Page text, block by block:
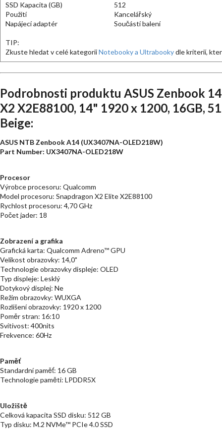
SSD Kapacita (GB)
512
Použití
Kancelářský
Napájecí adaptér
Součástí balení
TIP:
Zkuste hledat v celé kategoriiNotebooky a Ultrabookydle kriterií,
Podrobnosti produktu ASUS Zenbook
X2 X2E88100, 14" 1920 x 1200, 16GB,
Beige:
ASUS NTB Zenbook A14 (UX3407NA-OLED218W)
Part Number: UX3407NA-OLED218W
Procesor
Výrobce procesoru: Qualcomm
Model procesoru: Snapdragon X2 Elite X2E88100
Rychlost procesoru: 4,70 GHz
Počet jader: 18
Zobrazení a grafika
Grafická karta: Qualcomm Adreno™ GPU
Velikost obrazovky: 14,0"
Technologie obrazovky displeje: OLED
Typ displeje: Lesklý
Dotykový displej: Ne
Režim obrazovky: WUXGA
Rozlišení obrazovky: 1920 x 1200
Poměr stran: 16:10
Svítivost: 400nits
Frekvence: 60Hz
Paměť
Standardní paměť: 16 GB
Technologie paměti: LPDDR5X
Uložiště
Celková kapacita SSD disku: 512 GB
Typ disku: M.2 NVMe™ PCIe 4.0 SSD